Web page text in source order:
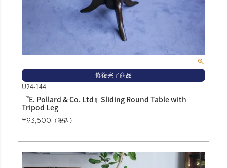
修復完了商品
U24-144
『E. Pollard & Co. Ltd』Sliding Round Table with
Tripod Leg
¥93,500 税込